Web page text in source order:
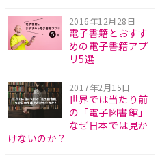
2016年12月28日
電子書籍とおすす
めの電子書籍アプ
リ5選
2017年2月15日
世界では当たり前
の「電子図書館」
なぜ日本では見か
けないのか？